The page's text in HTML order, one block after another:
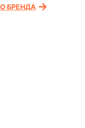
БРЕНДА